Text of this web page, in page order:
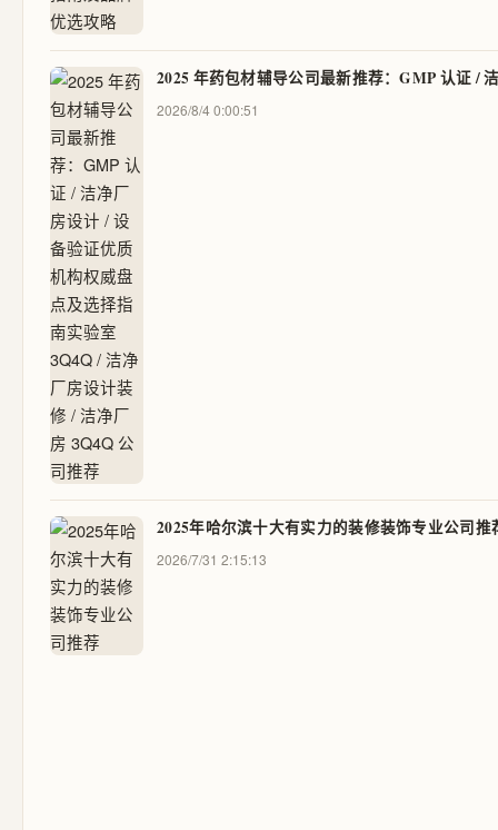
2025 年药包材辅导公司最新推荐：GMP 认证 /
2026/8/4 0:00:51
2025年哈尔滨十大有实力的装修装饰专业公司推
2026/7/31 2:15:13